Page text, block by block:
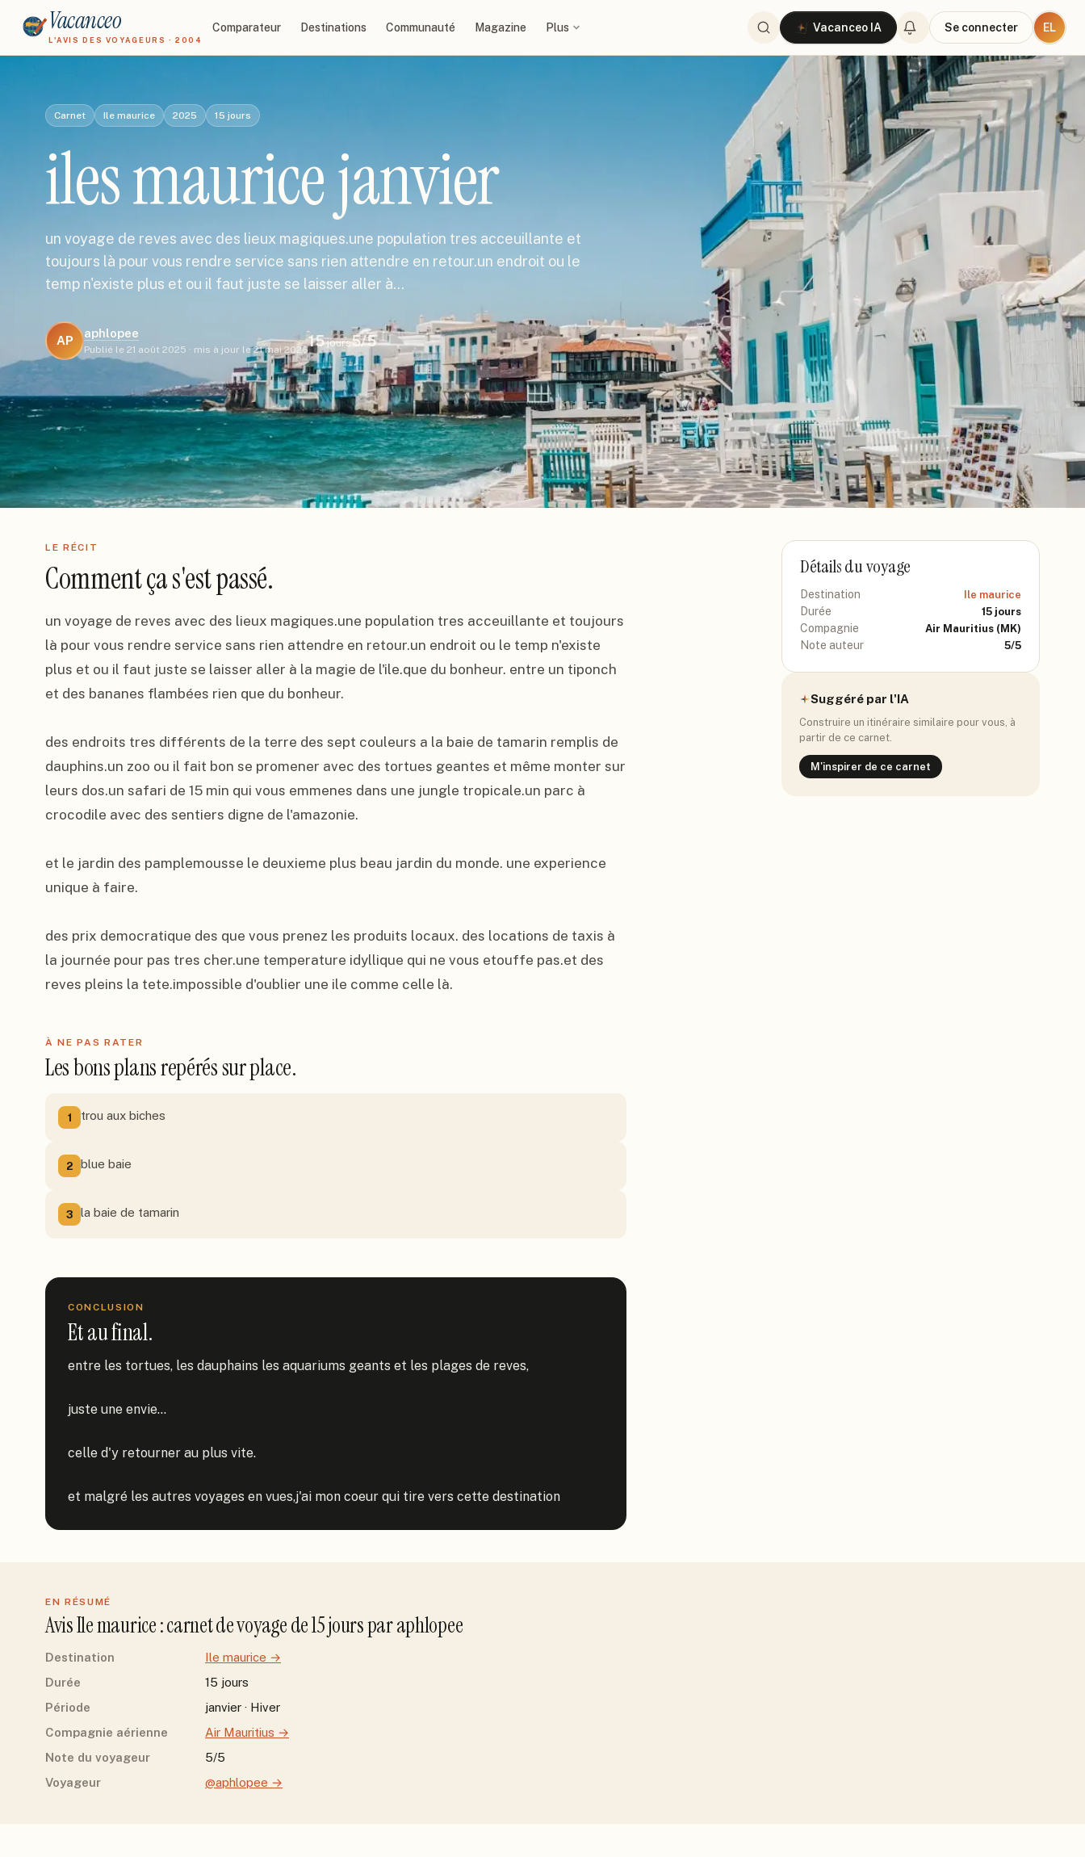
Vacanceo
L'AVIS DES VOYAGEURS · 2004
Comparateur Destinations Communauté Magazine Plus Vacanceo IA Se connecter EL
Carnet Ile maurice 2025 15 jours
iles maurice janvier
un voyage de reves avec des lieux magiques.une population tres acceuillante et
toujours là pour vous rendre service sans rien attendre en retour.un endroit ou le
temp n'existe plus et ou il faut juste se laisser aller à…
AP
aphlopee
Publié le 21 août 2025 · mis à jour le 21 mai 2026
15jours5/5
LE RÉCIT
Comment ça s'est passé.
un voyage de reves avec des lieux magiques.une population tres acceuillante et toujours
là pour vous rendre service sans rien attendre en retour.un endroit ou le temp n'existe
plus et ou il faut juste se laisser aller à la magie de l'ile.que du bonheur. entre un tiponch
et des bananes flambées rien que du bonheur.
des endroits tres différents de la terre des sept couleurs a la baie de tamarin remplis de
dauphins.un zoo ou il fait bon se promener avec des tortues geantes et même monter sur
leurs dos.un safari de 15 min qui vous emmenes dans une jungle tropicale.un parc à
crocodile avec des sentiers digne de l'amazonie.
et le jardin des pamplemousse le deuxieme plus beau jardin du monde. une experience
unique à faire.
des prix democratique des que vous prenez les produits locaux. des locations de taxis à
la journée pour pas tres cher.une temperature idyllique qui ne vous etouffe pas.et des
reves pleins la tete.impossible d'oublier une ile comme celle là.
À NE PAS RATER
Les bons plans repérés sur place.
1 trou aux biches
2 blue baie
3 la baie de tamarin
CONCLUSION
Et au final.
entre les tortues, les dauphains les aquariums geants et les plages de reves,
juste une envie...
celle d'y retourner au plus vite.
et malgré les autres voyages en vues,j'ai mon coeur qui tire vers cette destination
Détails du voyage
Destination Ile maurice
Durée 15 jours
Compagnie Air Mauritius (MK)
Note auteur 5/5
Suggéré par l'IA
Construire un itinéraire similaire pour vous, à
partir de ce carnet.
M'inspirer de ce carnet
EN RÉSUMÉ
AvisIle maurice: carnet de voyage de15joursparaphlopee
Destination Ile maurice →
Durée
15 jours
Période
janvier · Hiver
Compagnie aérienne
Air Mauritius →
Note du voyageur
5/5
Voyageur
@aphlopee →